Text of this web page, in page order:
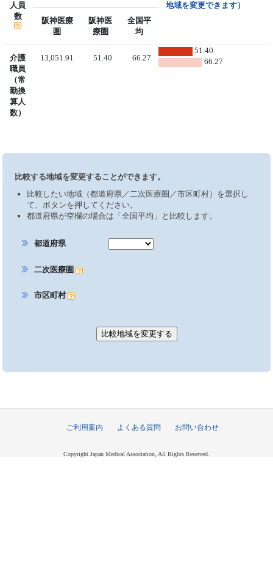
人員
数
地域を変更できます）
阪神医療
圏
阪神医
療圏
全国平
均
介護
職員
（常
勤換
算人
数）
13,051.91 51.40 66.27
51.40
66.27
比較する地域を変更することができます。
比較したい地域（都道府県／二次医療圏／市区町村）を選択し
て、ボタンを押してください。
都道府県が空欄の場合は「全国平均」と比較します。
都道府県
二次医療圏
市区町村
ご利用案内 よくある質問 お問い合わせ
Copyright Japan Medical Association, All Rights Reserved.